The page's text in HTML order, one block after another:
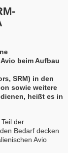
beim Aufbau
SRM) in den
sowie weitere
heißt es in
der
Bedarf decken
Avio